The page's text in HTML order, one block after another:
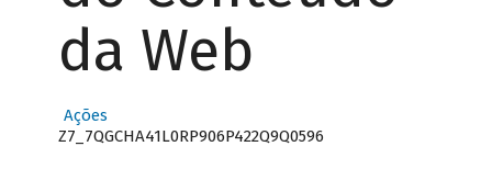
da Web
Ações
Z7_7QGCHA41L0RP906P422Q9Q0596